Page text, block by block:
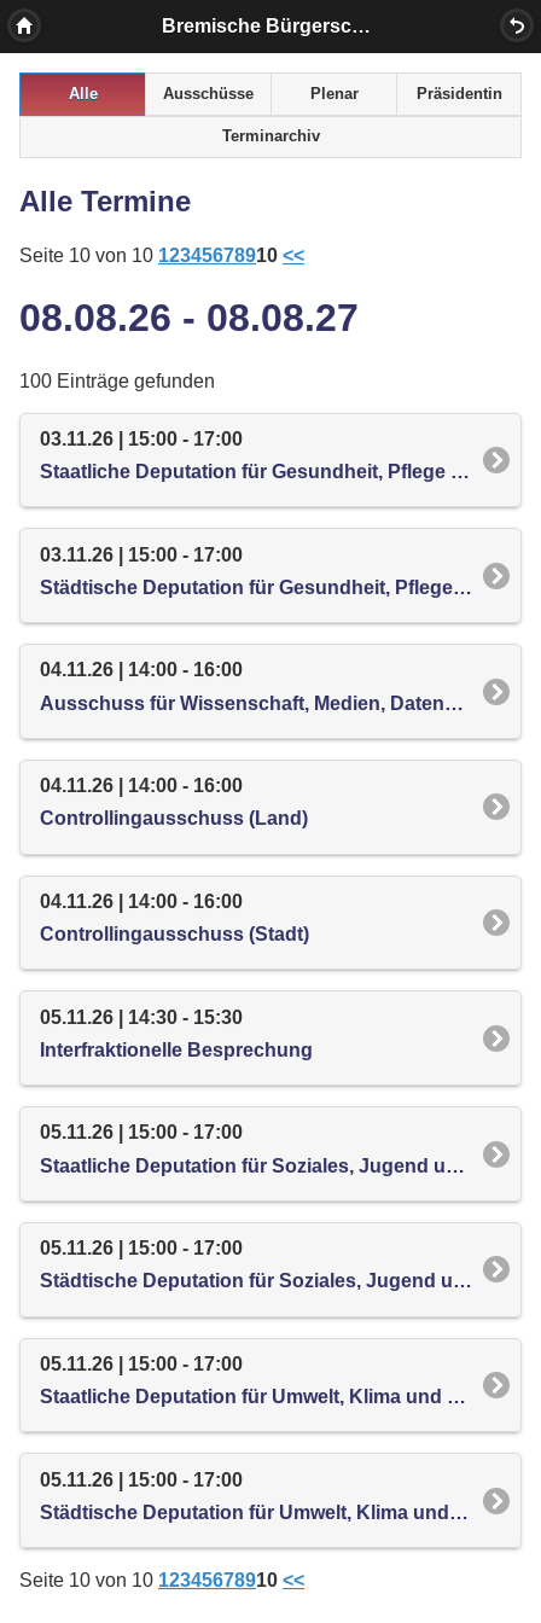
Bremische Bürgerschaft
Alle Ausschüsse Plenar Präsidentin
Terminarchiv
Alle Termine
Seite 10 von 10 12345678910 <<
08.08.26 - 08.08.27
100 Einträge gefunden
03.11.26 | 15:00 - 17:00
Staatliche Deputation für Gesundheit, Pflege und Verbraucherschutz
03.11.26 | 15:00 - 17:00
Städtische Deputation für Gesundheit, Pflege und Verbraucherschutz
04.11.26 | 14:00 - 16:00
Ausschuss für Wissenschaft, Medien, Datenschutz, Informationsfreiheit und Digitalisierung
04.11.26 | 14:00 - 16:00
Controllingausschuss (Land)
04.11.26 | 14:00 - 16:00
Controllingausschuss (Stadt)
05.11.26 | 14:30 - 15:30
Interfraktionelle Besprechung
05.11.26 | 15:00 - 17:00
Staatliche Deputation für Soziales, Jugend und Integration
05.11.26 | 15:00 - 17:00
Städtische Deputation für Soziales, Jugend und Integration
05.11.26 | 15:00 - 17:00
Staatliche Deputation für Umwelt, Klima und Landwirtschaft
05.11.26 | 15:00 - 17:00
Städtische Deputation für Umwelt, Klima und Landwirtschaft
Seite 10 von 10 12345678910 <<